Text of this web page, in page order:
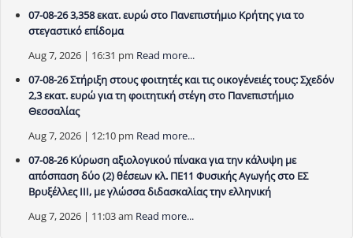
07-08-26 3,358 εκατ. ευρώ στο Πανεπιστήμιο Κρήτης για το
στεγαστικό επίδομα
Aug 7, 2026 | 16:31 pm Read more...
07-08-26 Στήριξη στους φοιτητές και τις οικογένειές τους: Σχεδόν
2,3 εκατ. ευρώ για τη φοιτητική στέγη στο Πανεπιστήμιο
Θεσσαλίας
Aug 7, 2026 | 12:10 pm Read more...
07-08-26 Κύρωση αξιολογικού πίνακα για την κάλυψη με
απόσπαση δύο (2) θέσεων κλ. ΠΕ11 Φυσικής Αγωγής στο ΕΣ
Βρυξέλλες ΙΙΙ, με γλώσσα διδασκαλίας την ελληνική
Aug 7, 2026 | 11:03 am Read more...